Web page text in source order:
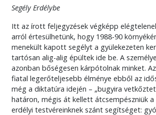
Segély Erdélybe
Itt az írott feljegyzések végképp
arról értesülhetünk, hogy 1988-90
menekült kapott segélyt a gyülekezeten
tartósan alig-alig épültek ide be. A
azonban bőségesen kárpótolnak minket.
fiatal legerőteljesebb élménye ebből az
még a diktatúra idején – „bugyira
határon, mégis át kellett átcsempészniük
erdélyi testvéreinknek szánt segítséget: